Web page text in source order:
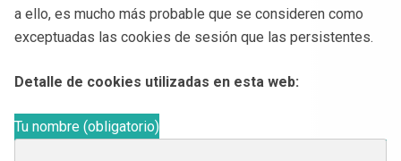
a ello, es mucho más probable que se consideren como
exceptuadas las cookies de sesión que las persistentes.
Detalle de cookies utilizadas en esta web:
Tu nombre (obligatorio)